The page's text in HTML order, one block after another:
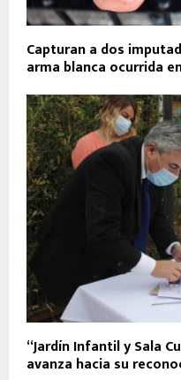
Capturan a dos
arma blanca ocurrida
“Jardín Infantil y Sala
avanza hacia su